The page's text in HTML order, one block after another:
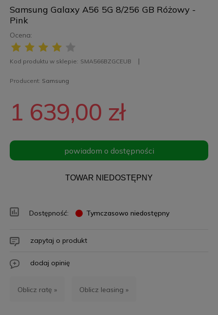
Samsung Galaxy A56 5G 8/256 GB Różowy -
Pink
Ocena:
Kod produktu w sklepie: SMA566BZGCEUB
Producent: Samsung
1 639,00 zł
powiadom o dostępności
TOWAR NIEDOSTĘPNY
Dostępność: Tymczasowo niedostępny
zapytaj o produkt
dodaj opinię
Oblicz ratę » Oblicz leasing »